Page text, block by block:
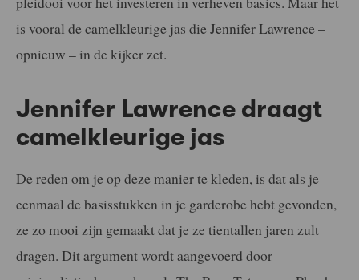
is vooral de camelkleurige jas die Jennifer Lawrence –
opnieuw – in de kijker zet.
Jennifer Lawrence draagt
camelkleurige jas
De reden om je op deze manier te kleden, is dat als je
eenmaal de basisstukken in je garderobe hebt gevonden,
ze zo mooi zijn gemaakt dat je ze tientallen jaren zult
dragen. Dit argument wordt aangevoerd door